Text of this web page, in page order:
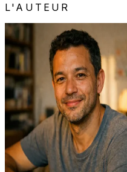
L'AUTEUR